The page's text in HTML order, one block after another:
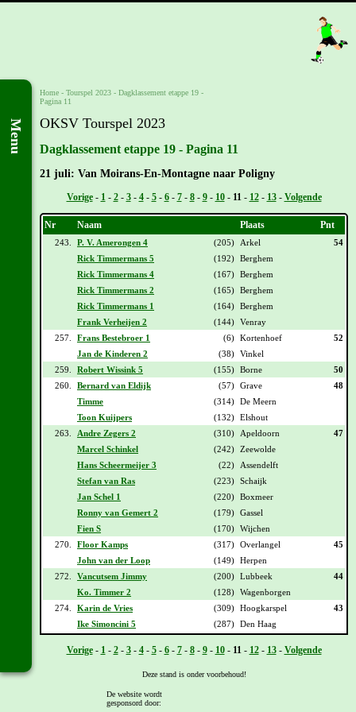
Menu
Home - Tourspel 2023 - Dagklassement etappe 19 -
Pagina 11
OKSV Tourspel 2023
Dagklassement etappe 19 - Pagina 11
21 juli: Van Moirans-En-Montagne naar Poligny
Vorige- 1- 2- 3- 4- 5- 6- 7- 8- 9- 10- 11- 12- 13- Volgende
Nr Naam Plaats Pnt
243. P. V. Amerongen 4 (205) Arkel
54
Rick Timmermans 5
(192) Berghem
Rick Timmermans 4
(167) Berghem
Rick Timmermans 2
(165) Berghem
Rick Timmermans 1
(164) Berghem
Frank Verheijen 2
(144) Venray
257.
Frans Bestebroer 1 (6) Kortenhoef
52
Jan de Kinderen 2
(38) Vinkel
259.
Robert Wissink 5 (155) Borne
50
260.
Bernard van Eldijk (57) Grave
48
Timme
(314) De Meern
Toon Kuijpers
(132) Elshout
263.
Andre Zegers 2 (310) Apeldoorn
47
Marcel Schinkel
(242) Zeewolde
Hans Scheermeijer 3
(22)
Assendelft
Stefan van Ras
(223) Schaijk
Jan Schel 1
(220) Boxmeer
Ronny van Gemert 2
(179) Gassel
Fien S
(170) Wijchen
270.
Floor Kamps (317) Overlangel
45
John van der Loop
(149) Herpen
272.
Vancutsem Jimmy (200) Lubbeek
44
Ko. Timmer 2
(128) Wagenborgen
274.
Karin de Vries (309) Hoogkarspel
43
Ike Simoncini 5
(287) Den Haag
Vorige- 1- 2- 3- 4- 5- 6- 7- 8- 9- 10- 11- 12- 13- Volgende
Deze stand is onder voorbehoud!
] - [Daguitslag etappe 19
De website wordt
gesponsord door: